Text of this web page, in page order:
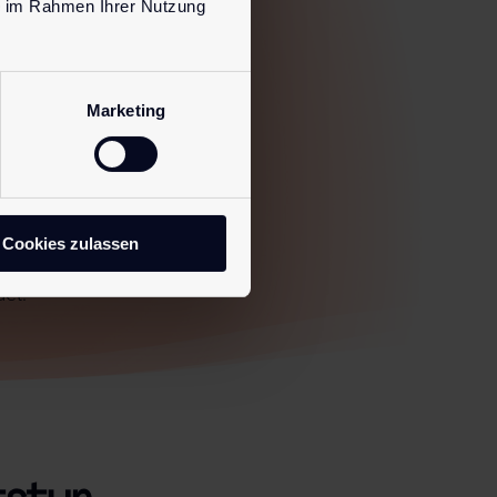
Rahmen Ihrer Nutzung
Marketing
Cookies zulassen
Poly
ingen
eller også
med CE-
Europa ble
og
selv, og